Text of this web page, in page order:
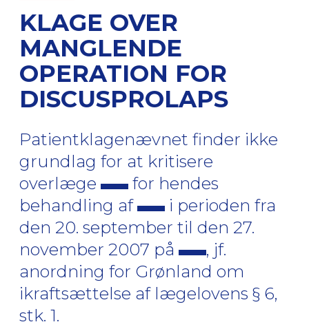
KLAGE OVER
MANGLENDE
OPERATION FOR
DISCUSPROLAPS
Patientklagenævnet finder ikke
grundlag for at kritisere
overlæge
for hendes
behandling af
i perioden fra
den 20. september til den 27.
november 2007 på
, jf.
anordning for Grønland om
ikraftsættelse af lægelovens § 6,
stk. 1.